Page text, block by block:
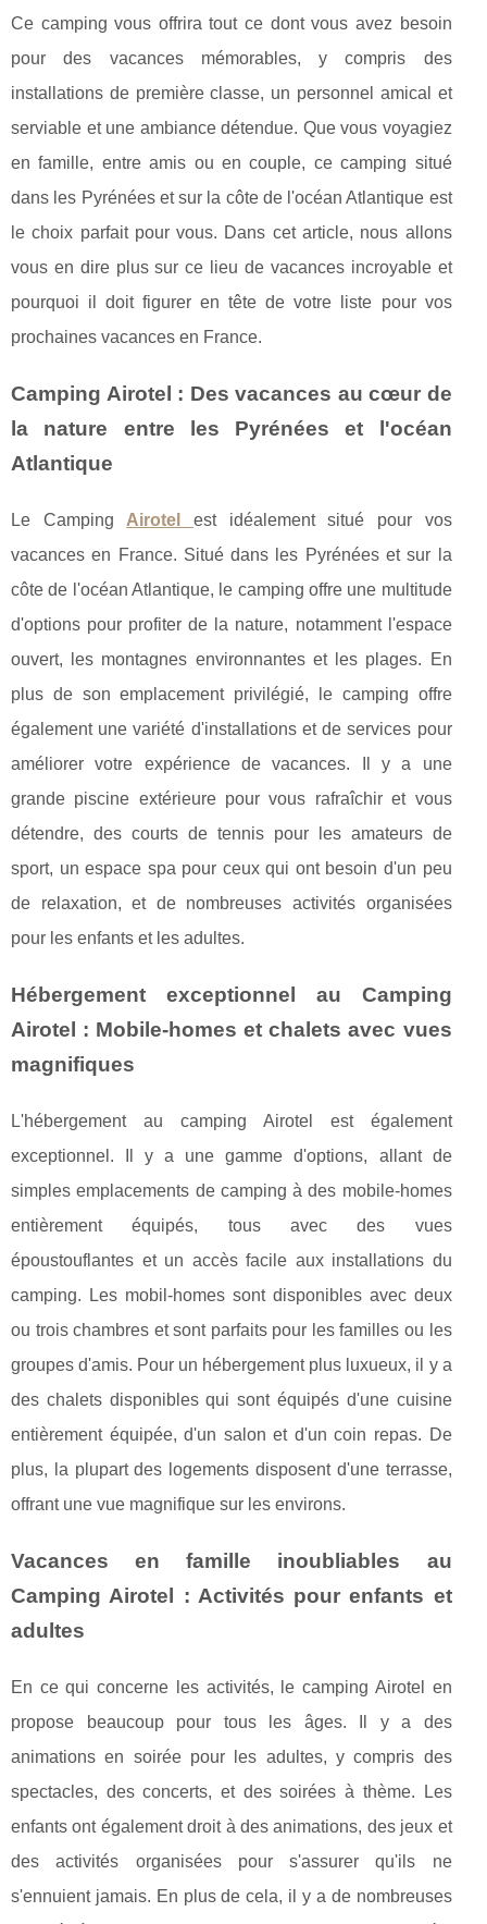
Ce camping vous offrira tout ce dont vous avez besoin
pour des vacances mémorables, y compris des
installations de première classe, un personnel amical et
serviable et une ambiance détendue. Que vous voyagiez
en famille, entre amis ou en couple, ce camping situé
dans les Pyrénées et sur la côte de l'océan Atlantique est
le choix parfait pour vous. Dans cet article, nous allons
vous en dire plus sur ce lieu de vacances incroyable et
pourquoi il doit figurer en tête de votre liste pour vos
prochaines vacances en France.
Camping Airotel : Des vacances au cœur de
la nature entre les Pyrénées et l'océan
Atlantique
Le Camping Airotel est idéalement situé pour vos
vacances en France. Situé dans les Pyrénées et sur la
côte de l'océan Atlantique, le camping offre une multitude
d'options pour profiter de la nature, notamment l'espace
ouvert, les montagnes environnantes et les plages. En
plus de son emplacement privilégié, le camping offre
également une variété d'installations et de services pour
améliorer votre expérience de vacances. Il y a une
grande piscine extérieure pour vous rafraîchir et vous
détendre, des courts de tennis pour les amateurs de
sport, un espace spa pour ceux qui ont besoin d'un peu
de relaxation, et de nombreuses activités organisées
pour les enfants et les adultes.
Hébergement exceptionnel au Camping
Airotel : Mobile-homes et chalets avec vues
magnifiques
L'hébergement au camping Airotel est également
exceptionnel. Il y a une gamme d'options, allant de
simples emplacements de camping à des mobile-homes
entièrement équipés, tous avec des vues
époustouflantes et un accès facile aux installations du
camping. Les mobil-homes sont disponibles avec deux
ou trois chambres et sont parfaits pour les familles ou les
groupes d'amis. Pour un hébergement plus luxueux, il y a
des chalets disponibles qui sont équipés d'une cuisine
entièrement équipée, d'un salon et d'un coin repas. De
plus, la plupart des logements disposent d'une terrasse,
offrant une vue magnifique sur les environs.
Vacances en famille inoubliables au
Camping Airotel : Activités pour enfants et
adultes
En ce qui concerne les activités, le camping Airotel en
propose beaucoup pour tous les âges. Il y a des
animations en soirée pour les adultes, y compris des
spectacles, des concerts, et des soirées à thème. Les
enfants ont également droit à des animations, des jeux et
des activités organisées pour s'assurer qu'ils ne
s'ennuient jamais. En plus de cela, il y a de nombreuses